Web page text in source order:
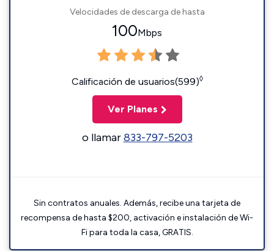
Velocidades de descarga de hasta
100Mbps
Calificación de usuarios(599)◊
Ver Planes
o llamar833-797-5203
Sin contratos anuales. Además, recibe una tarjeta de
recompensa de hasta $200, activación e instalación de Wi-
Fi para toda la casa, GRATIS.